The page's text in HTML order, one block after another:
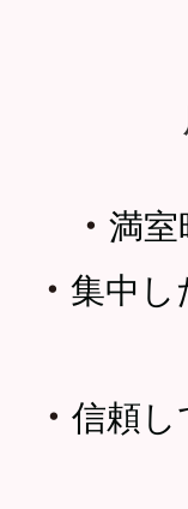
・ 満
・ 集中し
・ 信頼